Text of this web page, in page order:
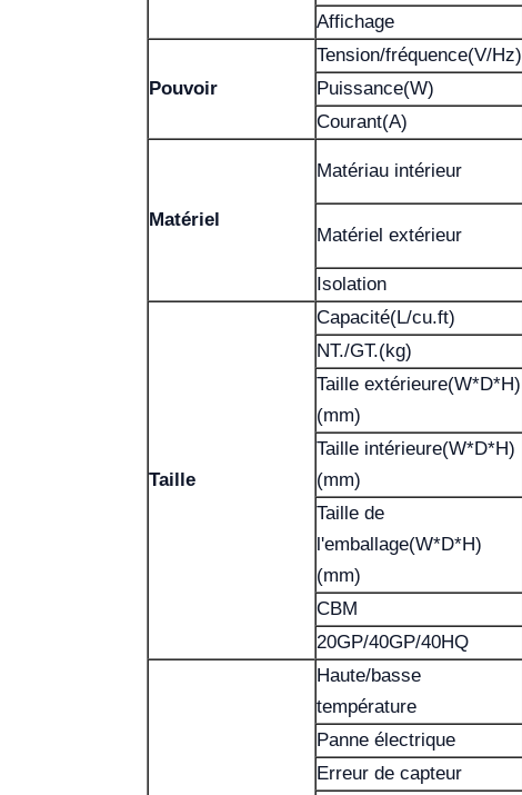
Affichage
Pouvoir
Tension/fréquence(V/Hz)
Puissance(W)
Courant(A)
Matériel
Matériau intérieur
Matériel extérieur
Isolation
Taille
Capacité(L/cu.ft)
NT./GT.(kg)
Taille extérieure(W*D*H)
(mm)
Taille intérieure(W*D*H)
(mm)
Taille de
l'emballage(W*D*H)
(mm)
CBM
20GP/40GP/40HQ
Haute/basse
température
Panne électrique
Erreur de capteur